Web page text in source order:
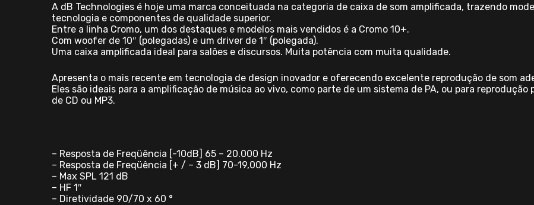
A dB Technologies é hoje uma marca conceituada na categoria de caixa de som amplificada, trazendo
tecnologia e componentes de qualidade superior.
Entre a linha Cromo, um dos destaques e modelos mais vendidos é a Cromo 10+.
Com woofer de 10″ (polegadas) e um driver de 1″ (polegada).
Uma caixa amplificada ideal para salões e discursos. Muita potência com muita qualidade.
Apresenta o mais recente em tecnologia de design inovador e oferecendo excelente reprodução de som
Eles são ideais para a amplificação de música ao vivo, como parte de um sistema de PA, ou para
de CD ou MP3.
– Resposta de Freqüência [-10dB] 65 – 20.000 Hz
– Resposta de Freqüência [+ / – 3 dB] 70-19,000 Hz
– Max SPL 121 dB
– HF 1″
– Diretividade 90/70 x 60 °